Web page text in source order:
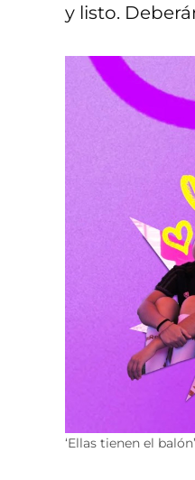
y listo.
‘Ellas tienen el